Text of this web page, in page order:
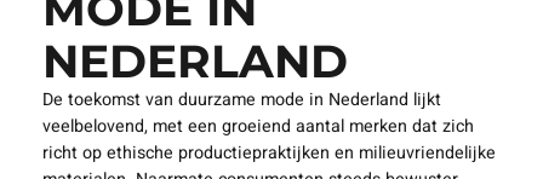
NEDERLAND
De toekomst van duurzame mode in Nederland lijkt
veelbelovend, met een groeiend aantal merken dat zich
richt op ethische productiepraktijken en milieuvriendelijke